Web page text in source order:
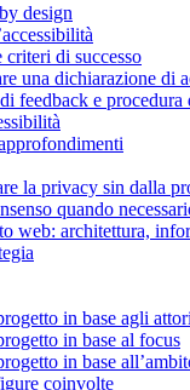
design
di successo
una dichiarazione di
feedback e procedura
la privacy sin dalla
quando
web: architettura,
in base agli
in base al focus
in base
coinvolte